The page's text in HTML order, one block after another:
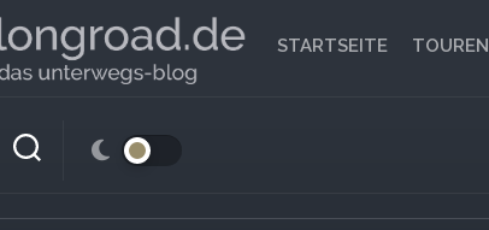
STARTSEITE TOUREN